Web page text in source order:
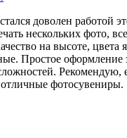
доволен работой
нескольких фото,
на высоте, цвета
Простое оформление
Рекомендую,
фотосувениры.